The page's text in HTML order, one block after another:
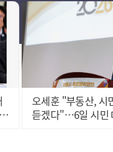
오세훈 "부동산, 시
듣겠다"…6일 시민